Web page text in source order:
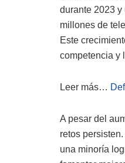
durante 2023
millones de
Este
competencia y
Leer más…
A pesar del
retos
una minoría